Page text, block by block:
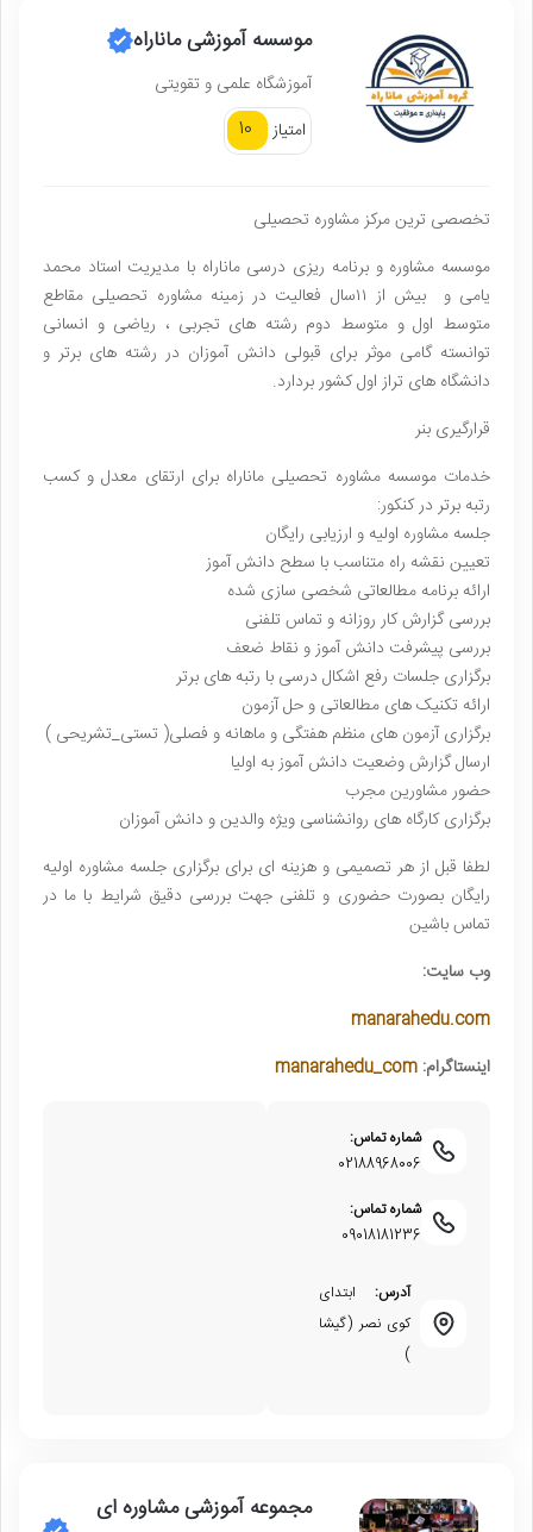
موسسه آموزشی ماناراه
آموزشگاه علمی و تقویتی
امتیاز
10
تخصصی ترین مرکز مشاوره تحصیلی
موسسه مشاوره و برنامه ریزی درسی ماناراه با مدیریت استاد محمد
یامی و بیش از ۱۱سال فعالیت در زمینه مشاوره تحصیلی مقاطع
متوسط اول و متوسط دوم رشته های تجربی ، ریاضی و انسانی
توانسته گامی موثر برای قبولی دانش آموزان در رشته های برتر و
دانشگاه های تراز اول کشور بردارد.
قرارگیری بنر
خدمات موسسه مشاوره تحصیلی ماناراه برای ارتقای معدل و کسب
رتبه برتر در کنکور:
جلسه مشاوره اولیه و ارزیابی رایگان
تعیین نقشه راه متناسب با سطح دانش آموز
ارائه برنامه مطالعاتی شخصی سازی شده
بررسی گزارش کار روزانه و تماس تلفنی
بررسی پیشرفت دانش آموز و نقاط ضعف
برگزاری جلسات رفع اشکال درسی با رتبه های برتر
ارائه تکنیک های مطالعاتی و حل آزمون
برگزاری آزمون های منظم هفتگی و ماهانه و فصلی( تستی_تشریحی )
ارسال گزارش وضعیت دانش آموز به اولیا
حضور مشاورین مجرب
برگزاری کارگاه های روانشناسی ویژه والدین و دانش آموزان
لطفا قبل از هر تصمیمی و هزینه ای برای برگزاری جلسه مشاوره اولیه
رایگان بصورت حضوری و تلفنی جهت بررسی دقیق شرایط با ما در
تماس باشین
وب سایت:
manarahedu.com
اینستاگرام: manarahedu_com
شماره تماس:
02188968006
شماره تماس:
09018181236
آدرس: ابتدای
کوی نصر (گیشا
)
مجموعه آموزشی مشاوره ای